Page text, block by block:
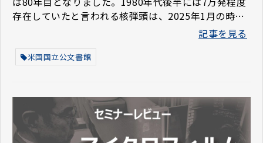
存在していたと言われる核弾頭は、2025年1月の時点
では、12405程度であると言われています。 しかしな
が使われかねない危険性があり、核兵器の廃絶への道
在を生きる私達ができることは何かを考えささやかな
りに模索していくことは大切であると思っています。
記事を見る
米国国立公文書館